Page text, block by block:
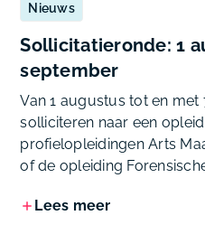
Nieuws
Sollicitatieronde: 1
september
Van 1 augustus tot en
solliciteren naar een
profielopleidingen Arts
of de opleiding
Lees meer